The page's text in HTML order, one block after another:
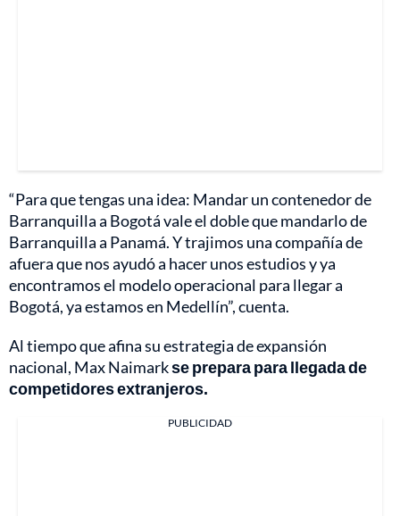
“Para que tengas una idea: Mandar un contenedor de
Barranquilla a Bogotá vale el doble que mandarlo de
Barranquilla a Panamá. Y trajimos una compañía de
afuera que nos ayudó a hacer unos estudios y ya
encontramos el modelo operacional para llegar a
Bogotá, ya estamos en Medellín”, cuenta.
Al tiempo que afina su estrategia de expansión
nacional, Max Naimarkse prepara para llegada de
competidores extranjeros.
PUBLICIDAD